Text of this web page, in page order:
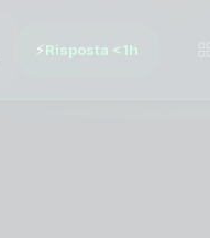
⚡Risposta <1h